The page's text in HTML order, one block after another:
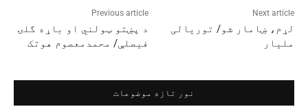
Previous article
د پښتو ټولني او باړه گلۍ
فیصلې/ محمدمعصوم هوتک
Next article
لړم، ښامار شو/ توریالی
ملیار
نور تازه موضوعات